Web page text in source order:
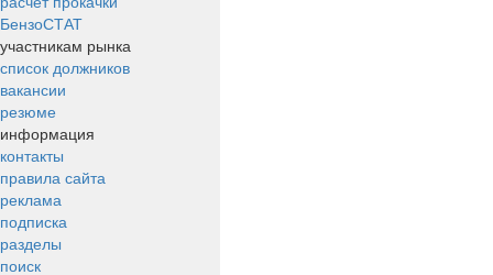
БензоСТАТ
участникам рынка
список должников
вакансии
резюме
информация
контакты
правила сайта
реклама
подписка
разделы
поиск